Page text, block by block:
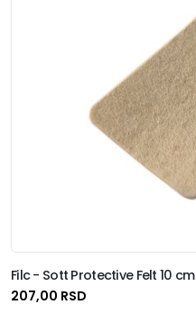
Filc - Sott Protective Felt 10 cm
207,00 RSD